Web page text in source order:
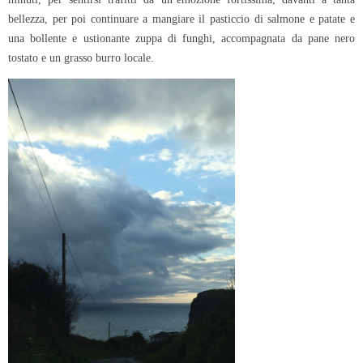
bellezza, per poi continuare a mangiare il pasticcio di salmone e patate e
una bollente e ustionante zuppa di funghi, accompagnata da pane nero
tostato e un grasso burro locale.